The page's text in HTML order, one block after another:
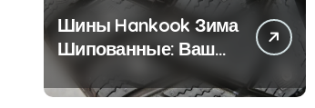
Шины Hankook Зима
Шипованные: Ваш
Надежный Партнёр
на Снежных Дорогах